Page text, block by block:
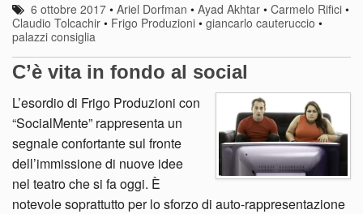
6 ottobre 2017 •Ariel Dorfman •Ayad Akhtar •Carmelo Rifici •
Claudio Tolcachir • Frigo Produzioni • giancarlo cauteruccio •
palazzi consiglia
C’è vita in fondo al social
L’esordio di Frigo Produzioni con
“SocialMente” rappresenta un
segnale confortante sul fronte
dell’immissione di nuove idee
nel teatro che si fa oggi. È
notevole soprattutto per lo sforzo di auto-rappresentazione